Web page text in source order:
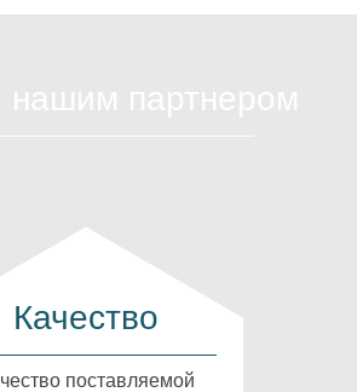
Качество
поставляемой